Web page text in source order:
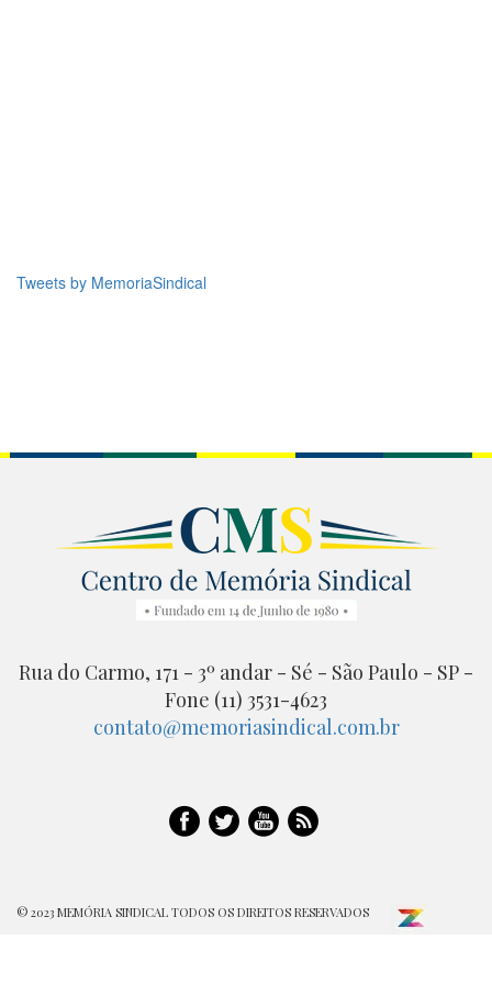
Tweets by MemoriaSindical
Rua do Carmo, 171 - 3º andar - Sé - São Paulo - SP -
Fone (11) 3531-4623
contato@memoriasindical.com.br
© 2023 MEMÓRIA SINDICAL TODOS OS DIREITOS RESERVADOS